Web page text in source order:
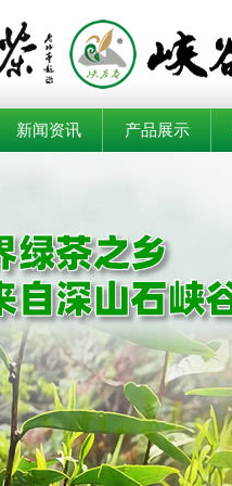
新闻资讯 产品展示